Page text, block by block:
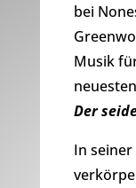
bei
Musik
Der
In